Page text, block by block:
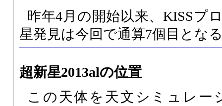
昨年4月の開始以来、KISSプ
星発見は今回で通算7個目とな
超新星2013alの位置
この天体を天文シミュレー